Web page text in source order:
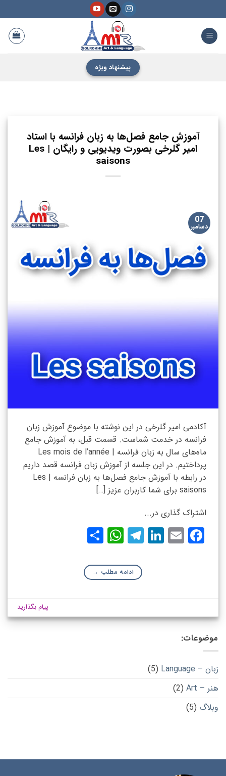
به
محتوا
پیشنهاد ویژه
آموزش جامع فصل‌ها به زبان فرانسه با استاد
امیر گلرخی بصورت ویدیویی و رایگان | Les
saisons
07
دسامبر
آکادمی امیر گلرخی در این نوشته با موضوع آموزش زبان
فرانسه در خدمت شماست. قسمت قبل، به آموزش جامع
ماه‌های سال به زبان فرانسه | Les mois de l’année
پرداختیم. در این جلسه از آموزش زبان فرانسه قصد داریم
در رابطه با آموزش جامع فصل‌ها به زبان فرانسه | Les
saisons برای شما کاربران عزیز […]
اشتراک گذاری در...
Facebook
Email
LinkedIn
Telegram
WhatsApp
ادامه مطلب →
پیام بگذارید
موضوعات:
زبان – Language
(5)
هنر – Art
(2)
وبلاگ (5)